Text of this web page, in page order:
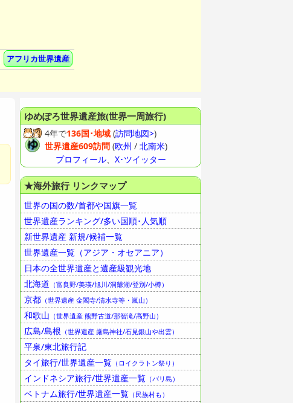
アフリカ世界遺産
ゆめぽろ世界遺産旅(世界一周旅行)
4年で136国･地域 (訪問地図>)
世界遺産609訪問 (欧州 / 北南米)
プロフィール、 X･ツイッター
★海外旅行 リンクマップ
世界の国の数/首都や国旗一覧
世界遺産ランキング/多い国順･人気順
新世界遺産 新規/候補一覧
世界遺産一覧（アジア・オセアニア）
日本の全世界遺産と遺産級観光地
北海道 （富良野/美瑛/旭川/洞爺湖/登別/小樽）
京都 （世界遺産 金閣寺/清水寺等・嵐山）
和歌山 （世界遺産 熊野古道/那智滝/高野山）
広島/島根 （世界遺産 厳島神社/石見銀山や出雲）
平泉/東北旅行記
タイ旅行/世界遺産一覧 （ロイクラトン祭り）
インドネシア旅行/世界遺産一覧 （バリ島）
ベトナム旅行/世界遺産一覧 （民族村も）